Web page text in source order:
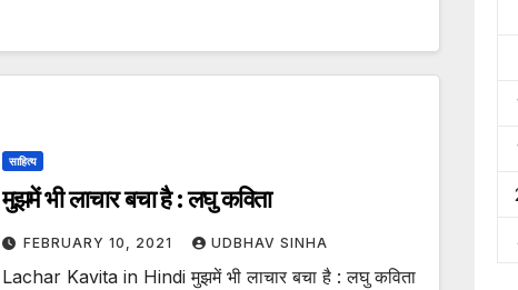
साहित्य
मुझमें भी लाचार बचा है : लघु कविता
FEBRUARY 10, 2021 UDBHAV SINHA
Lachar Kavita in Hindi मुझमें भी लाचार बचा है : लघु कविता